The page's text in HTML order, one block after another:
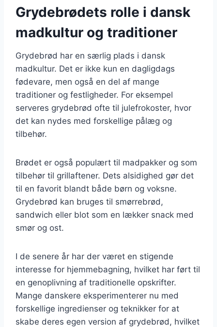
Grydebrødets rolle i dansk
madkultur og traditioner
Grydebrød har en særlig plads i dansk
madkultur. Det er ikke kun en dagligdags
fødevare, men også en del af mange
traditioner og festligheder. For eksempel
serveres grydebrød ofte til julefrokoster, hvor
det kan nydes med forskellige pålæg og
tilbehør.
Brødet er også populært til madpakker og som
tilbehør til grillaftener. Dets alsidighed gør det
til en favorit blandt både børn og voksne.
Grydebrød kan bruges til smørrebrød,
sandwich eller blot som en lækker snack med
smør og ost.
I de senere år har der været en stigende
interesse for hjemmebagning, hvilket har ført til
en genoplivning af traditionelle opskrifter.
Mange danskere eksperimenterer nu med
forskellige ingredienser og teknikker for at
skabe deres egen version af grydebrød, hvilket